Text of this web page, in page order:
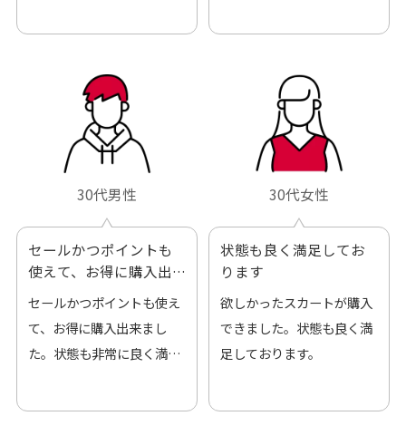
30代男性
セールかつポイントも
使えて、お得に購入出
来ました
セールかつポイントも使え
て、お得に購入出来まし
た。状態も非常に良く満足
30代女性
状態も良く満足してお
ります
欲しかったスカートが購入
できました。状態も良く満
足しております。